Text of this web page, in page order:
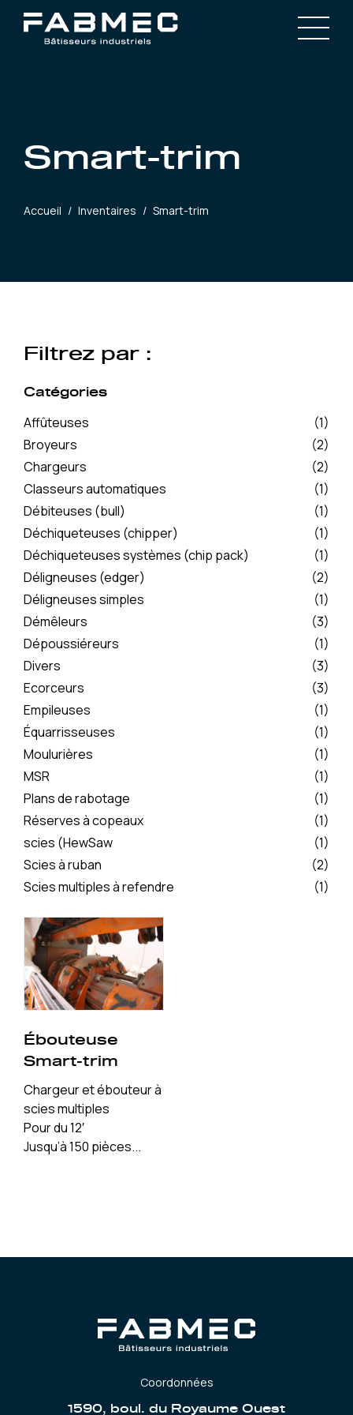
Smart-trim
Accueil / Inventaires / Smart-trim
Filtrez par :
Catégories
Affûteuses
(1)
Broyeurs
(2)
Chargeurs
(2)
Classeurs automatiques
(1)
Débiteuses (bull)
(1)
Déchiqueteuses (chipper)
(1)
Déchiqueteuses systèmes (chip pack)
(1)
Déligneuses (edger)
(2)
Déligneuses simples
(1)
Démêleurs
(3)
Dépoussiéreurs
(1)
Divers
(3)
Ecorceurs
(3)
Empileuses
(1)
Équarrisseuses
(1)
Moulurières
(1)
MSR
(1)
Plans de rabotage
(1)
Réserves à copeaux
(1)
scies (HewSaw
(1)
Scies à ruban
(2)
Scies multiples à refendre
(1)
Ébouteuse
Smart-trim
Chargeur et ébouteur à
scies multiples
Pour du 12′
Jusqu’à 150 pièces...
Coordonnées
1590, boul. du Royaume Ouest